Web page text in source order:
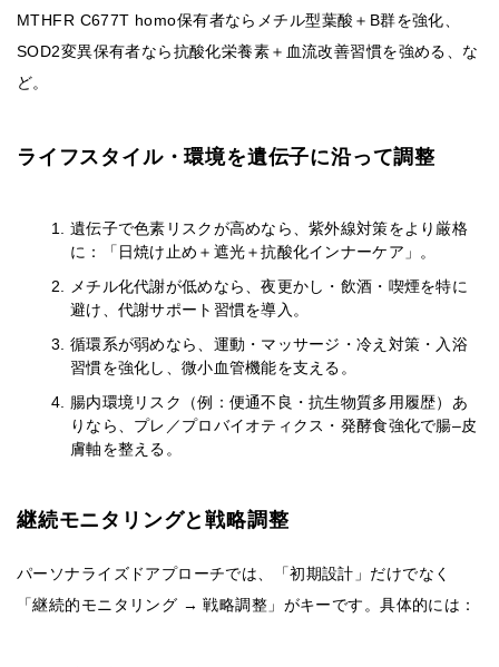
MTHFR C677T homo保有者ならメチル型葉酸＋B群を強化、
SOD2変異保有者なら抗酸化栄養素＋血流改善習慣を強める、な
ど。
ライフスタイル・環境を遺伝子に沿って調整
遺伝子で色素リスクが高めなら、紫外線対策をより厳格
に：「日焼け止め＋遮光＋抗酸化インナーケア」。
メチル化代謝が低めなら、夜更かし・飲酒・喫煙を特に
避け、代謝サポート習慣を導入。
循環系が弱めなら、運動・マッサージ・冷え対策・入浴
習慣を強化し、微小血管機能を支える。
腸内環境リスク（例：便通不良・抗生物質多用履歴）あ
りなら、プレ／プロバイオティクス・発酵食強化で腸–皮
膚軸を整える。
継続モニタリングと戦略調整
パーソナライズドアプローチでは、「初期設計」だけでなく
「継続的モニタリング → 戦略調整」がキーです。具体的には：